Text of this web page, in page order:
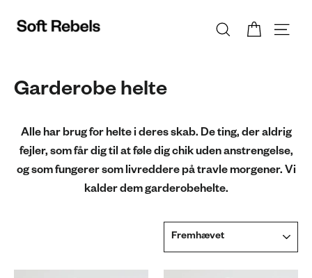
Søg Kurv
Garderobe helte
Alle har brug for helte i deres skab. De ting, der aldrig
fejler, som får dig til at føle dig chik uden anstrengelse,
og som fungerer som livreddere på travle morgener. Vi
kalder dem garderobehelte.